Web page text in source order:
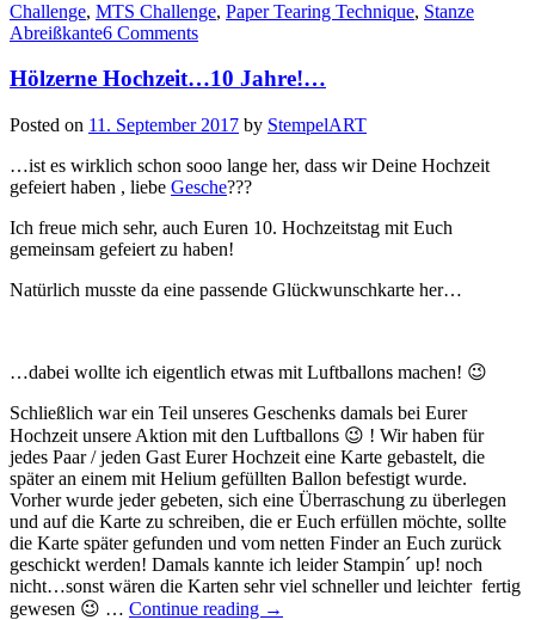
Challenge, MTS Challenge, Paper Tearing Technique, Stanze
Abreißkante6 Comments
Hölzerne Hochzeit…10 Jahre!…
Posted on 11. September 2017 by StempelART
…ist es wirklich schon sooo lange her, dass wir Deine Hochzeit
gefeiert haben , liebe Gesche???
Ich freue mich sehr, auch Euren 10. Hochzeitstag mit Euch
gemeinsam gefeiert zu haben!
Natürlich musste da eine passende Glückwunschkarte her…
…dabei wollte ich eigentlich etwas mit Luftballons machen! 😉
Schließlich war ein Teil unseres Geschenks damals bei Eurer
Hochzeit unsere Aktion mit den Luftballons 😉 ! Wir haben für
jedes Paar / jeden Gast Eurer Hochzeit eine Karte gebastelt, die
später an einem mit Helium gefüllten Ballon befestigt wurde.
Vorher wurde jeder gebeten, sich eine Überraschung zu überlegen
und auf die Karte zu schreiben, die er Euch erfüllen möchte, sollte
die Karte später gefunden und vom netten Finder an Euch zurück
geschickt werden! Damals kannte ich leider Stampin´ up! noch
nicht…sonst wären die Karten sehr viel schneller und leichter fertig
gewesen 😉 … Continue reading
„Hölzerne
→